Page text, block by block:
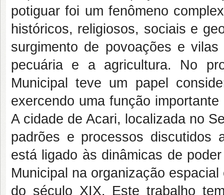
potiguar foi um fenômeno
históricos, religiosos, sociais e
surgimento de povoações e
pecuária e a agricultura. No
Municipal teve um papel
exercendo uma função
A cidade de Acari, localizada no
padrões e processos discutidos
está ligado às dinâmicas de
Municipal na organização
do século XIX. Este trabalho